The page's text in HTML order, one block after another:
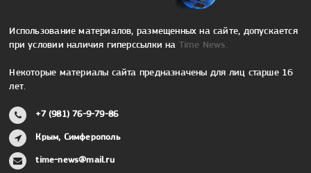
Использование материалов, размещенных на сайте, допускается
при условии наличия гиперссылки на Time News.
Некоторые материалы сайта предназначены для лиц старше 16
лет.
+7 (981) 76-9-79-86
Крым, Симферополь
time-news@mail.ru